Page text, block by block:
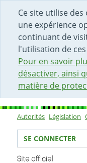
Ce site utilise
une expérience
continuant de
l'utilisation de
Pour en savoir
désactiver, ainsi
matière de
DÉBUT DU
ACCÈS AU CHAMP
PAGE D'ACCUEIL
FORMULAIRE DE
Sous-
Autorités Législation
Votre
SE CONNECTER